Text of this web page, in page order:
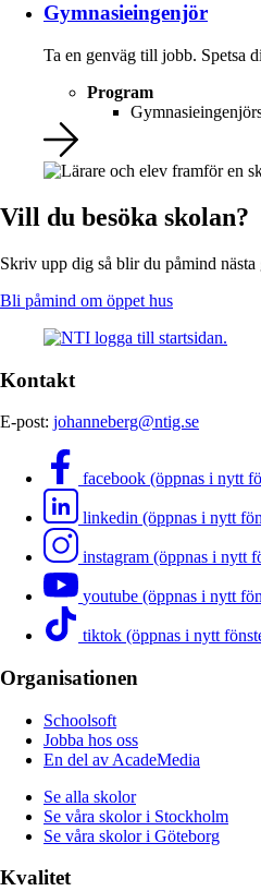
Gymnasieingenjör
Ta en genväg till jobb. Spetsa
Program
Vill du besöka skolan?
Skriv upp dig så blir du påmind nästa
Bli påmind om öppet hus
Kontakt
E-post: johanneberg@ntig.se
facebook (öppnas i nytt
linkedin (öppnas i nytt
instagram (öppnas i nytt
youtube (öppnas i nytt
tiktok (öppnas i nytt
Organisationen
Schoolsoft
Jobba hos oss
En del av AcadeMedia
Se alla skolor
Se våra skolor i Stockholm
Se våra skolor i Göteborg
Kvalitet